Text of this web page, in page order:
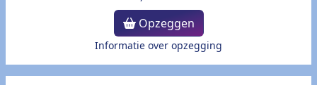
Opzeggen
Informatie over opzegging